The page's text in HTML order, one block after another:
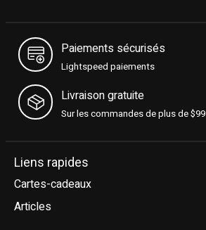
Paiements sécurisés
Lightspeed paiements
Livraison gratuite
Sur les commandes de plus de $99
Liens rapides
Cartes-cadeaux
Articles